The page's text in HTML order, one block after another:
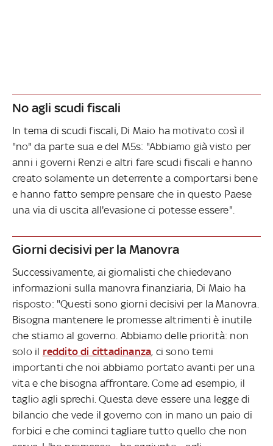
No agli scudi fiscali
In tema di scudi fiscali, Di Maio ha motivato così il
"no" da parte sua e del M5s: "Abbiamo già visto per
anni i governi Renzi e altri fare scudi fiscali e hanno
creato solamente un deterrente a comportarsi bene
e hanno fatto sempre pensare che in questo Paese
una via di uscita all'evasione ci potesse essere".
Giorni decisivi per la Manovra
Successivamente, ai giornalisti che chiedevano
informazioni sulla manovra finanziaria, Di Maio ha
risposto: "Questi sono giorni decisivi per la Manovra.
Bisogna mantenere le promesse altrimenti è inutile
che stiamo al governo. Abbiamo delle priorità: non
solo il reddito di cittadinanza, ci sono temi
importanti che noi abbiamo portato avanti per una
vita e che bisogna affrontare. Come ad esempio, il
taglio agli sprechi. Questa deve essere una legge di
bilancio che vede il governo con in mano un paio di
forbici e che cominci tagliare tutto quello che non